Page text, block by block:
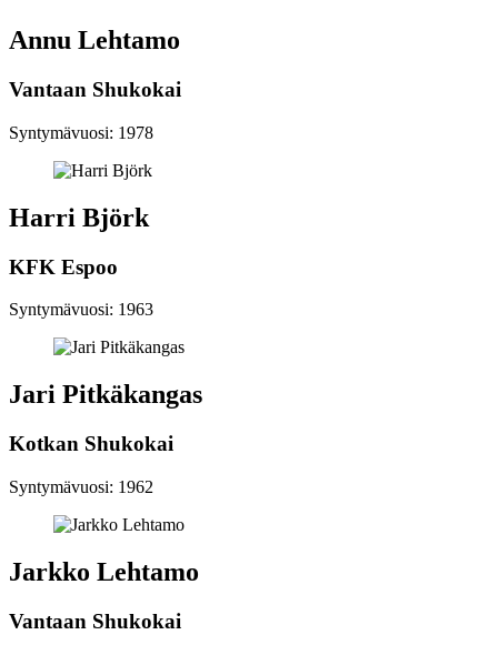
Annu Lehtamo
Vantaan Shukokai
Syntymävuosi: 1978
Harri Björk
KFK Espoo
Syntymävuosi: 1963
Jari Pitkäkangas
Kotkan Shukokai
Syntymävuosi: 1962
Jarkko Lehtamo
Vantaan Shukokai